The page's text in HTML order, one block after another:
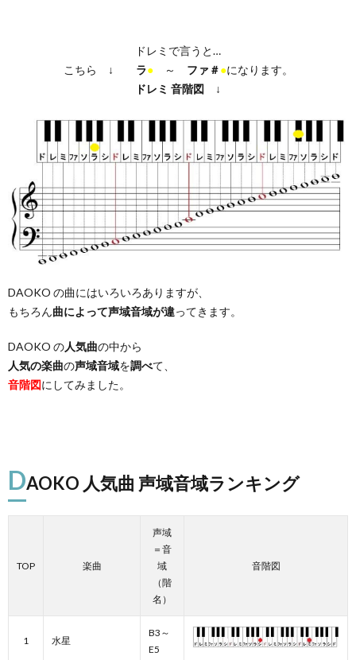
ドレミで言うと…
こちら ↓ ラ●～ ファ＃●になります。
ドレミ 音階図 ↓
DAOKO の曲にはいろいろありますが、
もちろん曲によって声域音域が違ってきます。
DAOKO の人気曲の中から
人気の楽曲の声域音域を調べて、
音階図にしてみました。
DAOKO 人気曲 声域音域ランキング
TOP 楽曲
声域
＝音
域
（階
名）
音階図
1 水星
B3～
E5